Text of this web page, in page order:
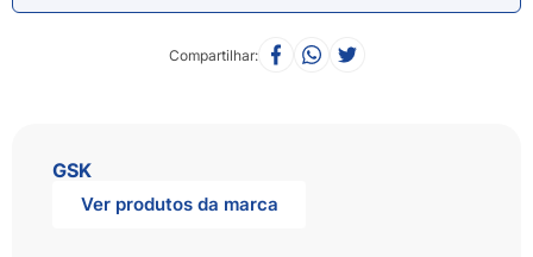
Compartilhar
GSK
Ver produtos da marca